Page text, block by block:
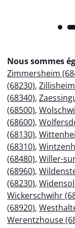
Nous sommes
Zimmersheim
(68230),
(68340),
(68500),
(68600),
(68130),
(68310),
(68480), Willer-
(68960),
(68230),
Wickerschwihr
(68920),
Werentzhouse